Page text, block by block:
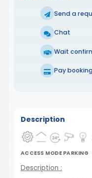
Send a
Chat
Wait
Pay
Description
ACCESS MODE PARKING
Description :